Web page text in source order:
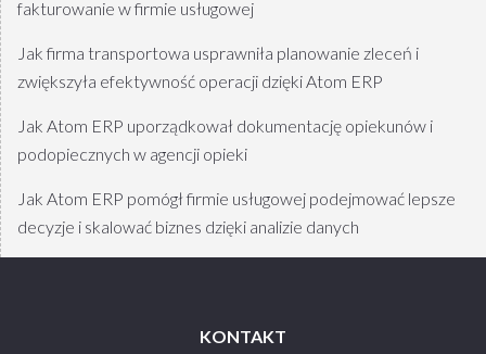
fakturowanie w firmie usługowej
Jak firma transportowa usprawniła planowanie zleceń i
zwiększyła efektywność operacji dzięki Atom ERP
Jak Atom ERP uporządkował dokumentację opiekunów i
podopiecznych w agencji opieki
Jak Atom ERP pomógł firmie usługowej podejmować lepsze
decyzje i skalować biznes dzięki analizie danych
KONTAKT